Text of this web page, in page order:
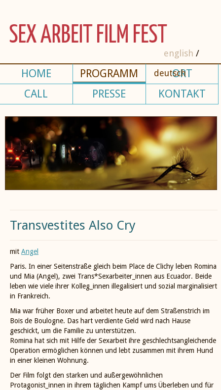
HOME PROGRAMM
ORT
CALL
PRESSE KONTAKT
english
deutsch
Transvestites Also Cry
mit Angel
Paris. In einer Seitenstraße gleich beim Place de Clichy leben Romina
und Mia (Angel), zwei Trans*Sexarbeiter_innen aus Ecuador. Beide
leben wie viele ihrer Kolleg_innen illegalisiert und sozial marginalisiert
in Frankreich.
Mia war früher Boxer und arbeitet heute auf dem Straßenstrich im
Bois de Boulogne. Das hart verdiente Geld wird nach Hause
geschickt, um die Familie zu unterstützen.
Romina hat sich mit Hilfe der Sexarbeit ihre geschlechtsangleichende
Operation ermöglichen können und lebt zusammen mit ihrem Hund
in einer kleinen Wohnung.
Der Film folgt den starken und außergewöhnlichen
Protagonist_innen in ihrem täglichen Kampf ums Überleben und für